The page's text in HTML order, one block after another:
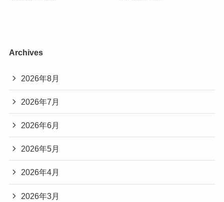
Archives
2026年8月
2026年7月
2026年6月
2026年5月
2026年4月
2026年3月